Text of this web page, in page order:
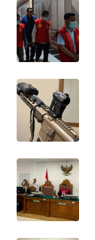
MAWAKA
ID
NET
PLN
WATCH
MKLI
LPKKI